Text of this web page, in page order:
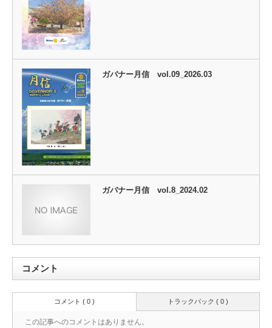
ガバナー月信 vol.09_2026.03
ガバナー月信 vol.8_2024.02
コメント
トラックバック ( 0 )
コメント ( 0 )
この記事へのコメントはありません。